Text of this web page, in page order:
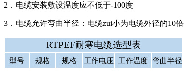
2．电缆安装敷设温度应不低于-100度
3．电缆允许弯曲半径：电缆zui小为电缆外径的10倍
RTPEF耐寒电缆选型表
型号 规格 规格 工作电压 工作温度 弯曲半径